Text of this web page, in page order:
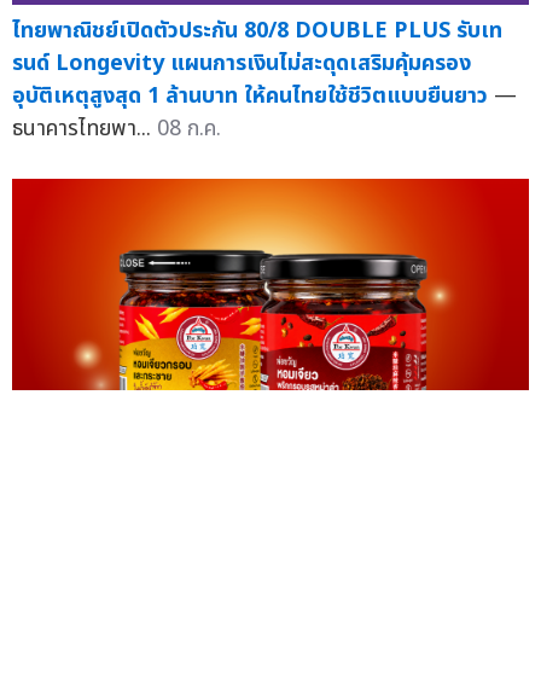
ไทยพาณิชย์เปิดตัวประกัน 80/8 DOUBLE PLUS รับเท
รนด์ Longevity แผนการเงินไม่สะดุดเสริมคุ้มครอง
อุบัติเหตุสูงสุด 1 ล้านบาท ให้คนไทยใช้ชีวิตแบบยืนยาว —
ธนาคารไทยพา... 08 ก.ค.